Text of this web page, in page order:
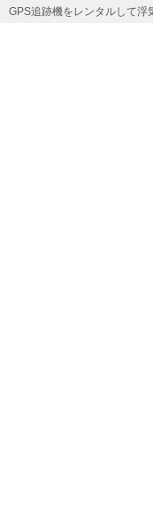
GPS追跡機をレンタルして浮